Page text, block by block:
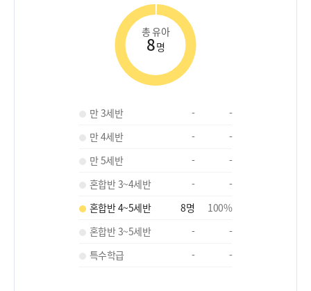
총 유아
8명
만 3세반 -
-
만 4세반
-
-
만 5세반
-
-
혼합반 3~4세반
-
-
혼합반 4~5세반
8명 100%
혼합반 3~5세반
-
-
특수학급
- -